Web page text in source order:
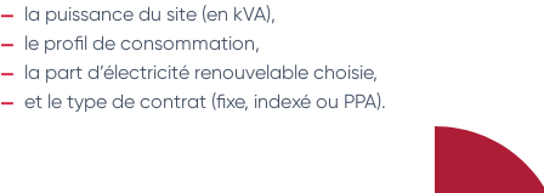
la puissance du site (en kVA),
le profil de consommation,
la part d’électricité renouvelable choisie,
et le type de contrat (fixe, indexé ou PPA).